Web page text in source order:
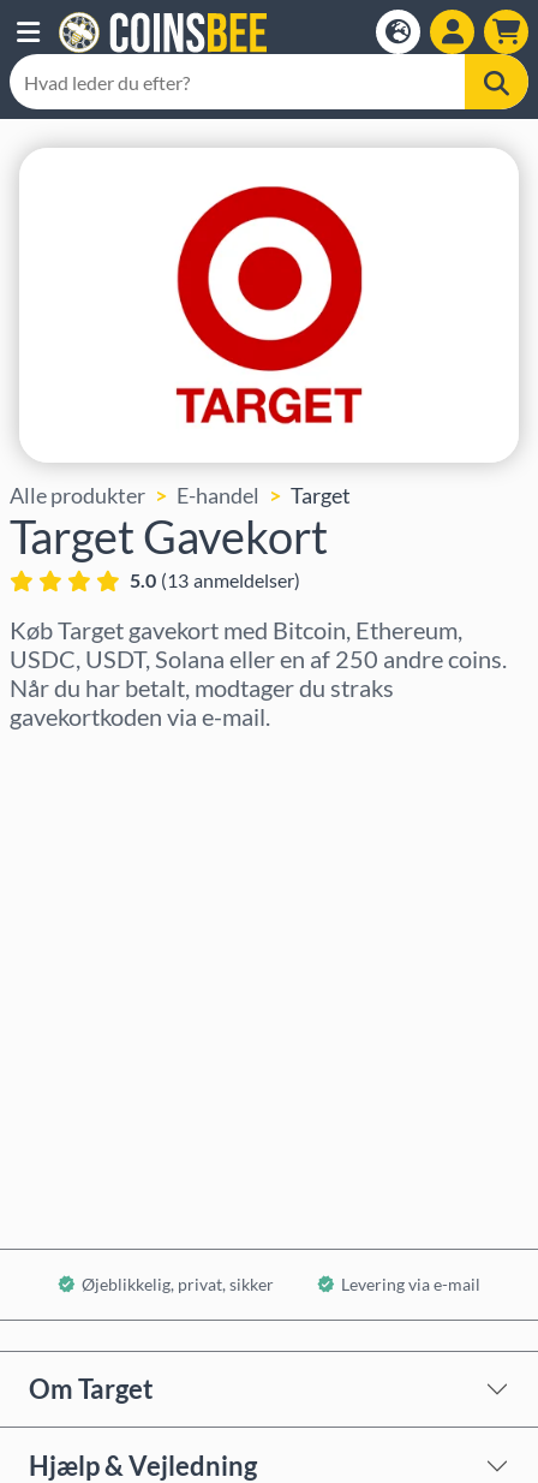
Alle produkter E-handel Target
Target Gavekort
5.0 (13 anmeldelser)
Køb Target gavekort med Bitcoin, Ethereum,
USDC, USDT, Solana eller en af 250 andre coins.
Når du har betalt, modtager du straks
gavekortkoden via e-mail.
Øjeblikkelig, privat, sikker Levering via e-mail
Om Target
Hjælp & Vejledning